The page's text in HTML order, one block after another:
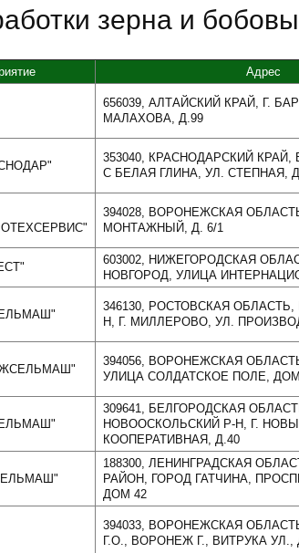
зерна и
Адрес
656039, АЛТАЙСКИЙ КРАЙ, Г.
МАЛАХОВА, Д.99
353040, КРАСНОДАРСКИЙ КРАЙ,
С БЕЛАЯ ГЛИНА, УЛ. СТЕПНАЯ,
394028, ВОРОНЕЖСКАЯ
МОНТАЖНЫЙ, Д. 6/1
603002, НИЖЕГОРОДСКАЯ
НОВГОРОД, УЛИЦА
346130, РОСТОВСКАЯ
Н, Г. МИЛЛЕРОВО, УЛ.
394056, ВОРОНЕЖСКАЯ
УЛИЦА СОЛДАТСКОЕ ПОЛЕ, ДОМ
309641, БЕЛГОРОДСКАЯ
НОВООСКОЛЬСКИЙ Р-Н, Г.
КООПЕРАТИВНАЯ, Д.40
188300, ЛЕНИНГРАДСКАЯ
РАЙОН, ГОРОД ГАТЧИНА,
ДОМ 42
394033, ВОРОНЕЖСКАЯ
Г.О., ВОРОНЕЖ Г., ВИТРУКА УЛ.,